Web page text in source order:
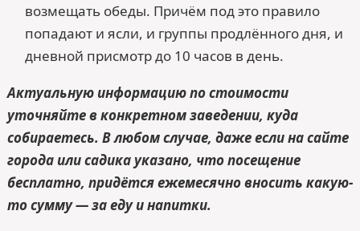
возмещать обеды. Причём под это правило
попадают и ясли, и группы продлённого дня, и
дневной присмотр до 10 часов в день.
Актуальную информацию по стоимости
уточняйте в конкретном заведении, куда
собираетесь. В любом случае, даже если на сайте
города или садика указано, что посещение
бесплатно, придётся ежемесячно вносить какую-
то сумму — за еду и напитки.